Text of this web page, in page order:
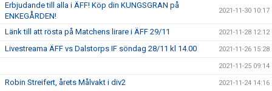
Erbjudande till alla i ÄFF! Köp din KUNGSGRAN på
ENKEGÅRDEN!
2021-11-30 10:17
Länk till att rösta på Matchens lirare i ÄFF 29/11 2021-11-28 12:12
Livestreama ÄFF vs Dalstorps IF söndag 28/11 kl 14.00 2021-11-26 15:28
2021-11-25 09:14
Robin Streifert, årets Målvakt i div2 2021-11-24 14:16